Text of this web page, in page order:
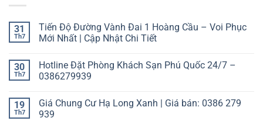
31
Th7
Tiến Độ Đường Vành Đai 1 Hoàng Cầu – Voi Phục
Mới Nhất | Cập Nhật Chi Tiết
30
Th7
Hotline Đặt Phòng Khách Sạn Phú Quốc 24/7 –
0386279939
19
Th7
Giá Chung Cư Hạ Long Xanh | Giá bán: 0386 279
939